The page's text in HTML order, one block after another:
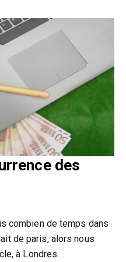
des
combien de temps dans
de paris, alors nous
à Londres.…